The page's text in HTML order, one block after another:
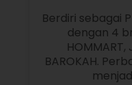
Berdiri sebagai
dengan 4
HOMMART,
BAROKAH.